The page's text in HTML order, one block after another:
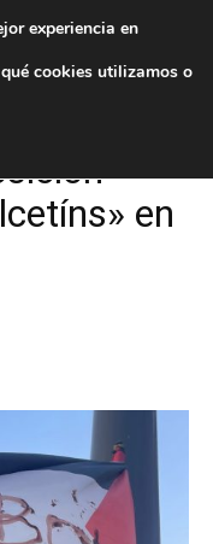
en
experiencia en
cookies utilizamos o